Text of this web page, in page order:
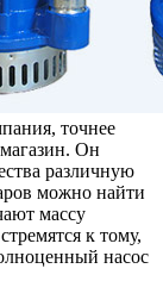
точнее
Он
различную
можно найти
массу
к тому,
насос